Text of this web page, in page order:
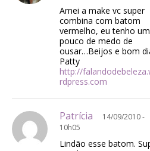
Amei a make vc super
combina com batom
vermelho, eu tenho um
pouco de medo de
ousar…Beijos e bom
Patty
http://
rdpress.com
Patrícia
14/09/2010 -
10h05
Lindão esse batom.